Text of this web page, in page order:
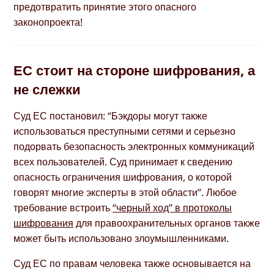
предотвратить принятие этого опасного
законопроекта!
ЕС стоит на стороне шифрования, а
не слежки
Суд ЕС постановил: “Бэкдоры могут также
использоваться преступными сетями и серьезно
подорвать безопасность электронных коммуникаций
всех пользователей. Суд принимает к сведению
опасность ограничения шифрования, о которой
говорят многие эксперты в этой области”. Любое
требование встроить“черный ход” в протоколы
шифрования для правоохранительных органов также
может быть использовано злоумышленниками.
Суд ЕС по правам человека также основывается на